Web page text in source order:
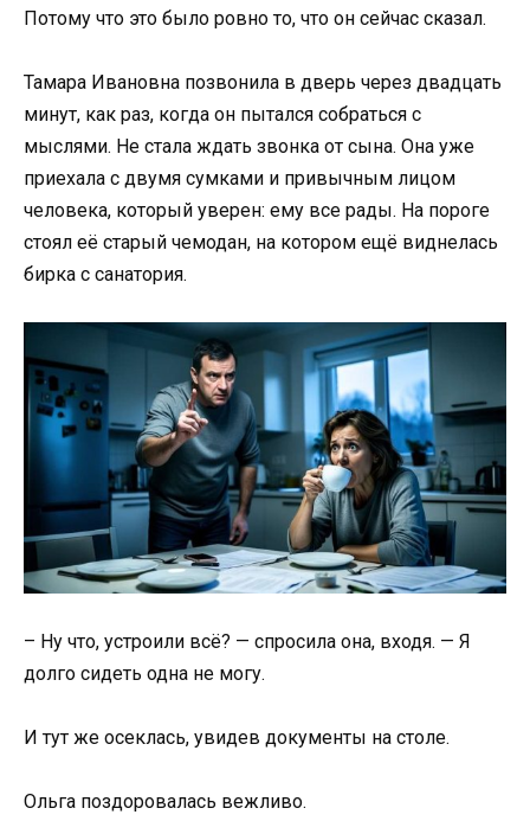
Потому что это было ровно то, что он сейчас сказал.
Тамара Ивановна позвонила в дверь через двадцать
минут, как раз, когда он пытался собраться с
мыслями. Не стала ждать звонка от сына. Она уже
приехала с двумя сумками и привычным лицом
человека, который уверен: ему все рады. На пороге
стоял её старый чемодан, на котором ещё виднелась
бирка с санатория.
– Ну что, устроили всё? — спросила она, входя. — Я
долго сидеть одна не могу.
И тут же осеклась, увидев документы на столе.
Ольга поздоровалась вежливо.